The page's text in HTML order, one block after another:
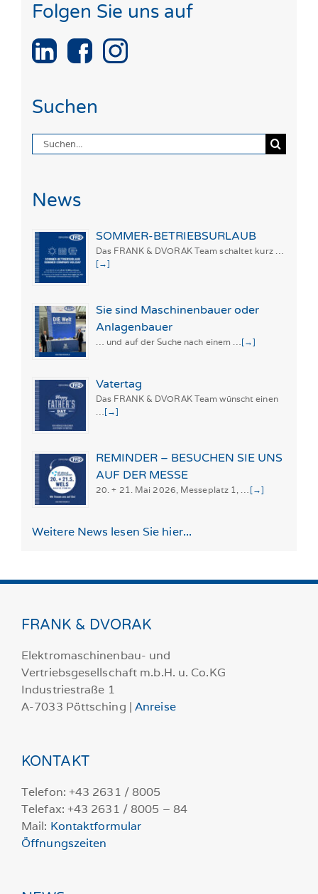
Folgen Sie uns auf
Suchen
Suche
nach:
News
SOMMER-BETRIEBSURLAUB
Das FRANK & DVORAK Team schaltet kurz …
[→]
Sie sind Maschinenbauer oder
Anlagenbauer
… und auf der Suche nach einem … [→]
Vatertag
Das FRANK & DVORAK Team wünscht einen
[→]
REMINDER – BESUCHEN SIE UNS
AUF DER MESSE
20. + 21. Mai 2026, Messeplatz 1, … [→]
Weitere News lesen Sie hier...
FRANK & DVORAK
Elektromaschinenbau- und
Vertriebsgesellschaft m.b.H. u. Co.KG
Industriestraße 1
A-7033 Pöttsching |Anreise
KONTAKT
Telefon: +43 2631 / 8005
Telefax: +43 2631 / 8005 – 84
Mail: Kontaktformular
Öffnungszeiten